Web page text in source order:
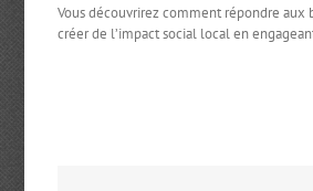
Vous découvrirez comment répondre aux
créer de l’impact social local en